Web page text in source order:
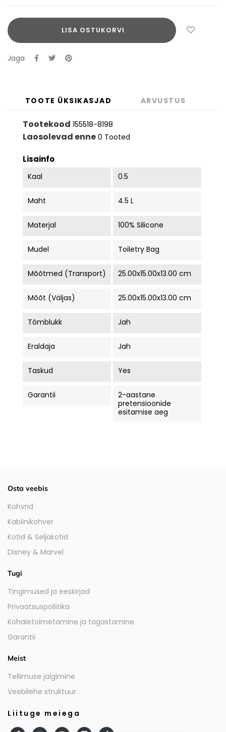
LISA OSTUKORVI
Jaga
TOOTE ÜKSIKASJAD ARVUSTUS
Tootekood 155518-8198
Laosolevad enne 0 Tooted
Lisainfo
Kaal 0.5
Maht 4.5 L
Materjal 100% Silicone
Mudel Toiletry Bag
Mõõtmed (transport) 25.00x15.00x13.00 cm
Mõõt (väljas) 25.00x15.00x13.00 cm
Tõmblukk Jah
Eraldaja Jah
Taskud Yes
Garantii
2-aastane
pretensioonide
esitamise aeg
Osta veebis
Kohvrid
Kabiinikohver
Kotid & Seljakotid
Disney & Marvel
Tugi
Tingimused ja eeskirjad
Privaatsuspoliitika
Kohaletoimetamine ja tagastamine
Garantii
Meist
Tellimuse jälgimine
Veebilehe struktuur
Liituge meiega